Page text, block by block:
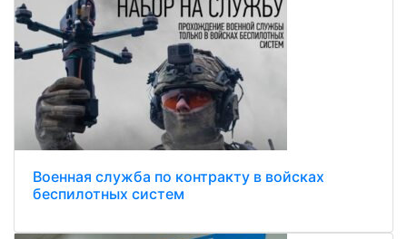
Военная служба по контракту в войсках
беспилотных систем